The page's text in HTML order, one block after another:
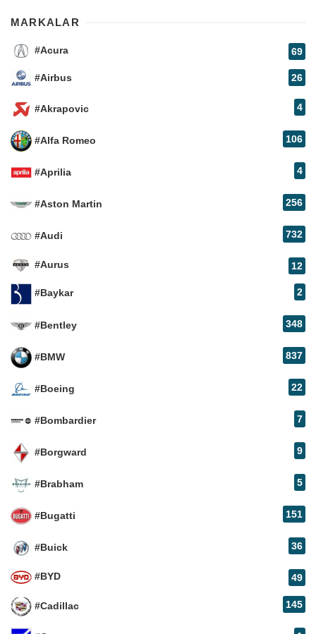
MARKALAR
#Acura 69
#Airbus 26
#Akrapovic 4
#Alfa Romeo 106
#Aprilia 4
#Aston Martin 256
#Audi 732
#Aurus 12
#Baykar 2
#Bentley 348
#BMW 837
#Boeing 22
#Bombardier 7
#Borgward 9
#Brabham 5
#Bugatti 151
#Buick 36
#BYD 49
#Cadillac 145